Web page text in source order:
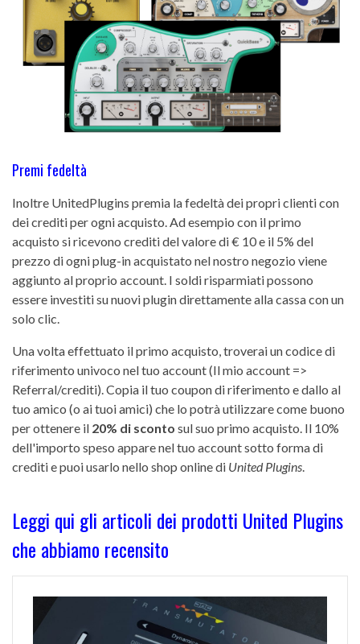
Premi fedeltà
Inoltre UnitedPlugins premia la fedeltà dei propri clienti con
dei crediti per ogni acquisto. Ad esempio con il primo
acquisto si ricevono crediti del valore di € 10 e il 5% del
prezzo di ogni plug-in acquistato nel nostro negozio viene
aggiunto al proprio account. I soldi risparmiati possono
essere investiti su nuovi plugin direttamente alla cassa con un
solo clic.
Una volta effettuato il primo acquisto, troverai un codice di
riferimento univoco nel tuo account (Il mio account =>
Referral/crediti). Copia il tuo coupon di riferimento e dallo al
tuo amico (o ai tuoi amici) che lo potrà utilizzare come buono
per ottenere il 20% di sconto sul suo primo acquisto. Il 10%
dell'importo speso appare nel tuo account sotto forma di
crediti e puoi usarlo nello shop online di United Plugins
Leggi qui gli articoli dei prodotti United Plugins
che abbiamo recensito